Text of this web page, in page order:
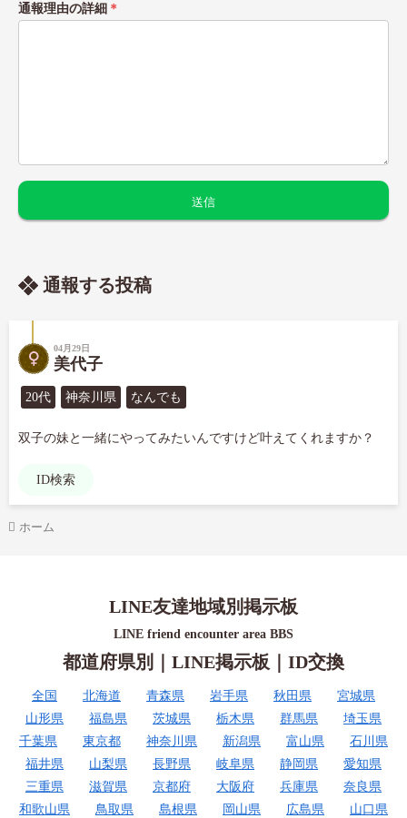
通報理由の詳細 ＊
通報する投稿
04月29日
美代子
20代 神奈川県 なんでも
双子の妹と一緒にやってみたいんですけど叶えてくれますか？
ID検索
ホーム
LINE友達地域別掲示板
LINE friend encounter area BBS
都道府県別｜LINE掲示板｜ID交換
全国 北海道 青森県 岩手県 秋田県
宮城県
山形県
福島県 茨城県 栃木県 群馬県
埼玉県
千葉県
東京都 神奈川県 新潟県 富山県
石川県
福井県
山梨県 長野県 岐阜県 静岡県
愛知県
三重県
滋賀県 京都府 大阪府 兵庫県
奈良県
和歌山県
鳥取県 島根県 岡山県 広島県 山口県